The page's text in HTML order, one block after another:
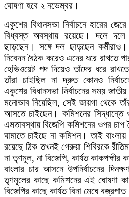
ঘোষণা হবে ২ নভেম্বর।
একুশের বিধানসভা নির্বাচনে হারের
বিধ্বস্ত অবস্থায় রয়েছে। দলে দলে
ছাড়ছেন। সঙ্গে দল ছাড়ছেন
নিবেদন বৈঠক করেও এদের ধরে রাখতে
হেভিওয়েট পদ দিয়েও তাঁদের ধরে
তাঁরা চাইছিল না দ্রুত কোনও
একুশের বিধানসভা নির্বাচনের সময়
মনোভাব নিয়েছিল, সেই জায়গা থেকে
আসতে চাইছেন। কমিশনের
এমতাবস্থায় বিজেপি কমিশনের ওপর চাপ
ঘামাতে চাইছে না কমিশন। তাই
রয়েছে ঠিক তখনই গেরুয়া শিবিরকে
না তৃণমূল, না বিজেপি, কার্যত কাকপক্ষীর
বাংলার চার আসনে উপনির্বাচনের
তৃণমূলের কাছে কমিশনের এই ঘোষণা
বিজেপির কাছে কার্যত বিনা মেঘে